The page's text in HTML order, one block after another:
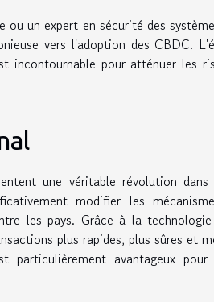
un expert en sécurité des
vers l'adoption des CBDC.
incontournable pour atténuer les
une véritable révolution
modifier les
les pays. Grâce à la
plus rapides, plus sûres et
avantageux pour